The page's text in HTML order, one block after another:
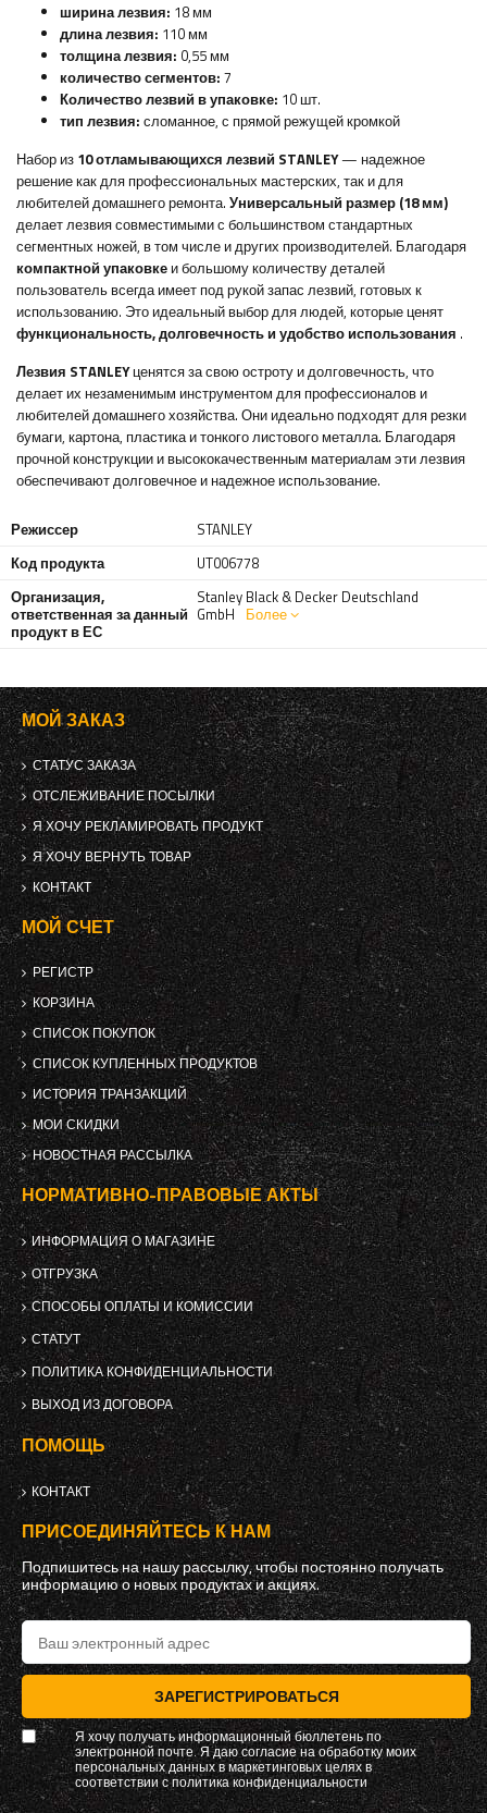
ширина лезвия: 18 мм
длина лезвия: 110 мм
толщина лезвия: 0,55 мм
количество сегментов: 7
Количество лезвий в упаковке: 10 шт.
тип лезвия: сломанное, с прямой режущей кромкой
Набор из 10 отламывающихся лезвий STANLEY— надежное
решение как для профессиональных мастерских, так и для
любителей домашнего ремонта. Универсальный размер (18 мм)
делает лезвия совместимыми с большинством стандартных
сегментных ножей, в том числе и других производителей. Благодаря
компактной упаковке и большому количеству деталей
пользователь всегда имеет под рукой запас лезвий, готовых к
использованию. Это идеальный выбор для людей, которые ценят
функциональность, долговечность и удобство использования .
Лезвия STANLEYценятся за свою остроту и долговечность, что
делает их незаменимым инструментом для профессионалов и
любителей домашнего хозяйства. Они идеально подходят для резки
бумаги, картона, пластика и тонкого листового металла. Благодаря
прочной конструкции и высококачественным материалам эти лезвия
обеспечивают долговечное и надежное использование.
Режиссер
STANLEY
Код продукта
UT006778
Организация,
ответственная за данный
продукт в ЕС
Stanley Black & Decker Deutschland
GmbH Более
МОЙ ЗАКАЗ
СТАТУС ЗАКАЗА
ОТСЛЕЖИВАНИЕ ПОСЫЛКИ
Я ХОЧУ РЕКЛАМИРОВАТЬ ПРОДУКТ
Я ХОЧУ ВЕРНУТЬ ТОВАР
КОНТАКТ
МОЙ СЧЕТ
РЕГИСТР
КОРЗИНА
СПИСОК ПОКУПОК
СПИСОК КУПЛЕННЫХ ПРОДУКТОВ
ИСТОРИЯ ТРАНЗАКЦИЙ
МОИ СКИДКИ
НОВОСТНАЯ РАССЫЛКА
НОРМАТИВНО-ПРАВОВЫЕ АКТЫ
ИНФОРМАЦИЯ О МАГАЗИНЕ
ОТГРУЗКА
СПОСОБЫ ОПЛАТЫ И КОМИССИИ
СТАТУТ
ПОЛИТИКА КОНФИДЕНЦИАЛЬНОСТИ
ВЫХОД ИЗ ДОГОВОРА
ПОМОЩЬ
КОНТАКТ
ПРИСОЕДИНЯЙТЕСЬ К НАМ
Подпишитесь на нашу рассылку, чтобы постоянно получать
информацию о новых продуктах и ​​акциях.
ЗАРЕГИСТРИРОВАТЬСЯ
Я хочу получать информационный бюллетень по
электронной почте. Я даю согласие на обработку моих
персональных данных в маркетинговых целях в
соответствии сполитика конфиденциальности